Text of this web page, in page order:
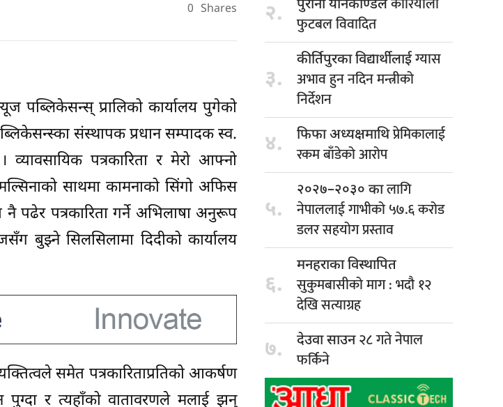
0 Shares
पब्लिकेसन्स् प्रालिको कार्यालय पुगेको
संस्थापक प्रधान सम्पादक स्व.
पत्रकारिता र मेरो आफ्नो
साथमा कामनाको सिंगो अफिस
नै पढेर पत्रकारिता गर्ने अभिलाषा अनुरूप
बुझ्ने सिलसिलामा दिदीको कार्यालय
समेत पत्रकारिताप्रतिको आकर्षण
पुग्दा र त्यहाँको वातावरणले मलाई झन्
२. पुरानो यौनकाण्डले
फुटबल विवादित
३.
कीर्तिपुरका विद्यार्थीलाईग्यास
अभाव हुन नदिन मन्त्रीको
निर्देशन
४. फिफा अध्यक्षमाथिप्रेमिकालाई
रकम बाँडेको आरोप
५.
२०२७–२०३० कालागि
नेपाललाई गाभीको ५७.६ करोड
डलर सहयोग प्रस्ताव
६.
मनहराका विस्थापित
सुकुमबासीको माग : भदौ १२
देखि सत्याग्रह
७. देउवा साउन२८ गते नेपाल
फर्किने